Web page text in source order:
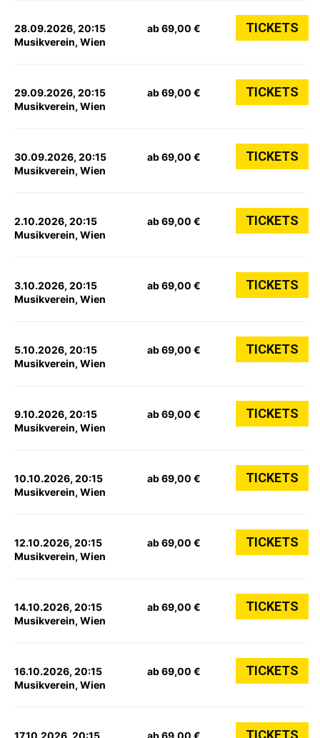
28.09.2026, 20:15
Musikverein, Wien
ab 69,00 € TICKETS
29.09.2026, 20:15
Musikverein, Wien
ab 69,00 € TICKETS
30.09.2026, 20:15
Musikverein, Wien
ab 69,00 € TICKETS
2.10.2026, 20:15
Musikverein, Wien
ab 69,00 € TICKETS
3.10.2026, 20:15
Musikverein, Wien
ab 69,00 € TICKETS
5.10.2026, 20:15
Musikverein, Wien
ab 69,00 € TICKETS
9.10.2026, 20:15
Musikverein, Wien
ab 69,00 € TICKETS
10.10.2026, 20:15
Musikverein, Wien
ab 69,00 € TICKETS
12.10.2026, 20:15
Musikverein, Wien
ab 69,00 € TICKETS
14.10.2026, 20:15
Musikverein, Wien
ab 69,00 € TICKETS
16.10.2026, 20:15
Musikverein, Wien
ab 69,00 € TICKETS
17.10.2026, 20:15 ab 69,00 € TICKETS